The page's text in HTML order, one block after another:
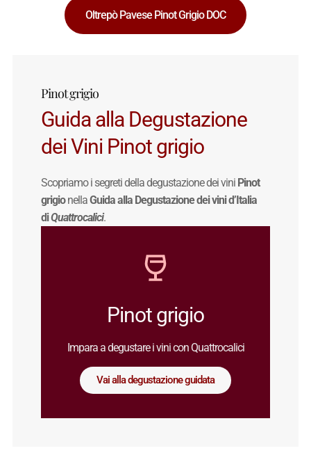
Oltrepò Pavese Pinot Grigio DOC
Pinot grigio
Guida alla Degustazione
dei Vini Pinot grigio
Scopriamo i segreti della degustazione dei vini Pinot
grigionellaGuida alla Degustazione dei vini d’Italia
diQuattrocalici.
Pinot grigio
Impara a degustare i vini con Quattrocalici
Vai alla degustazione guidata